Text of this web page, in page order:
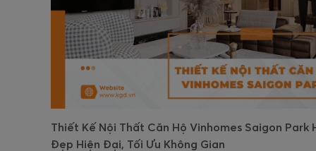
Thiết Kế Nội Thất Căn Hộ Vinhomes Saigon Park
Đẹp Hiện Đại, Tối Ưu Không Gian